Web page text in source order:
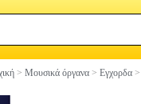
> Μουσικά όργανα > Εγχορδα >